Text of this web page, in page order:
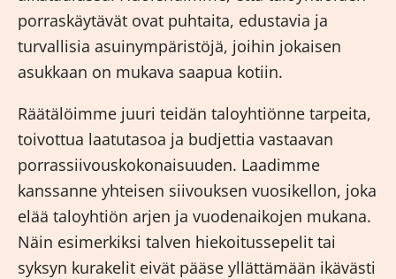
porraskäytävät ovat puhtaita, edustavia ja
turvallisia asuinympäristöjä, joihin jokaisen
asukkaan on mukava saapua kotiin.
Räätälöimme juuri teidän taloyhtiönne tarpeita,
toivottua laatutasoa ja budjettia vastaavan
porrassiivouskokonaisuuden. Laadimme
kanssanne yhteisen siivouksen vuosikellon, joka
elää taloyhtiön arjen ja vuodenaikojen mukana.
Näin esimerkiksi talven hiekoitussepelit tai
syksyn kurakelit eivät pääse yllättämään ikävästi